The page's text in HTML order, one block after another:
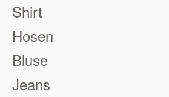
Shirt
Hosen
Bluse
Jeans